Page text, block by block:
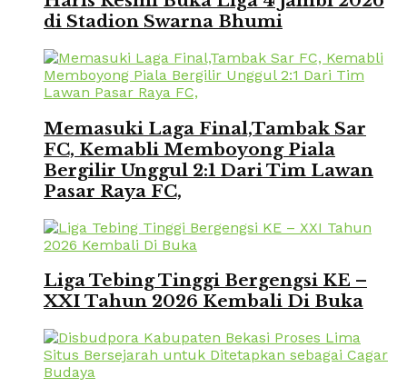
di Stadion Swarna Bhumi
Memasuki Laga Final,Tambak Sar
FC, Kemabli Memboyong Piala
Bergilir Unggul 2:1 Dari Tim Lawan
Pasar Raya FC,
Liga Tebing Tinggi Bergengsi KE –
XXI Tahun 2026 Kembali Di Buka